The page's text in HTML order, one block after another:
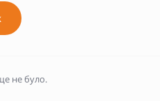
не було.